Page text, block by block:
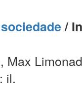
/
Max
il.